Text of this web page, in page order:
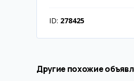
ID: 278425
Другие похожие